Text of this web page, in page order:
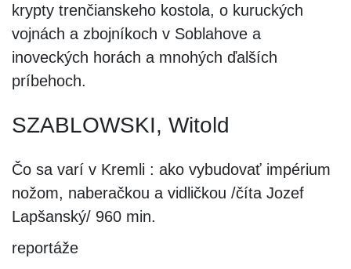
krypty trenčianskeho kostola, o kuruckých
vojnách a zbojníkoch v Soblahove a
inoveckých horách a mnohých ďalších
príbehoch.
SZABLOWSKI, Witold
Čo sa varí v Kremli : ako vybudovať impérium
nožom, naberačkou a vidličkou /číta Jozef
Lapšanský/ 960 min.
reportáže